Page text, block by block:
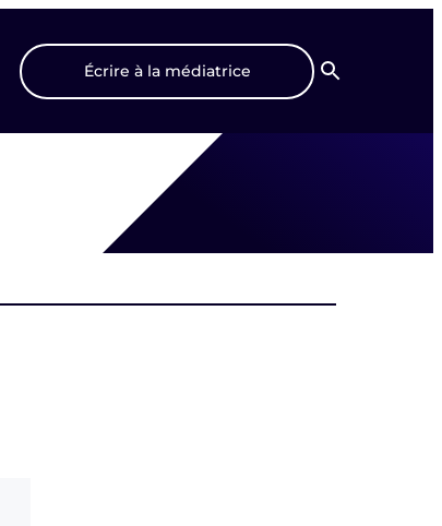
Écrire à la médiatrice
Recherche